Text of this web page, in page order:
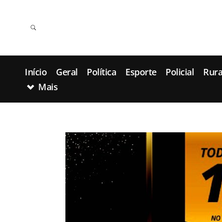
Início Geral Política Esporte Policial
Mais